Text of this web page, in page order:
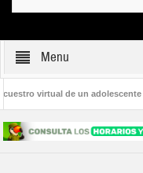
Menu
virtual de un adolescente
Palmas Avanza la